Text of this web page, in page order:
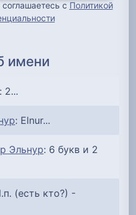
с Политикой
имени
: 2...
: Elnur...
Эльнур: 6 букв и 2
(есть кто?) -